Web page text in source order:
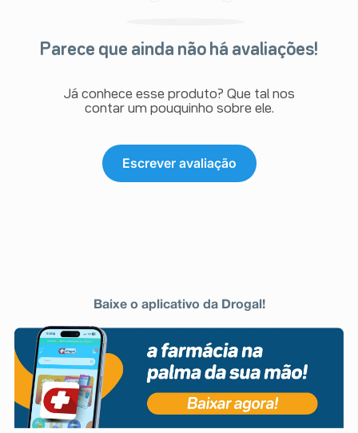
Parece que ainda não há avaliações!
Já conhece esse produto? Que tal nos
contar um pouquinho sobre ele.
Escrever avaliação
Baixe o aplicativo da Drogal!